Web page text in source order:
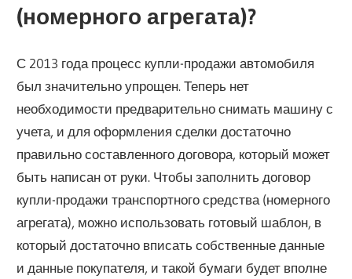
(номерного агрегата)?
С 2013 года процесс купли-продажи автомобиля
был значительно упрощен. Теперь нет
необходимости предварительно снимать машину с
учета, и для оформления сделки достаточно
правильно составленного договора, который может
быть написан от руки. Чтобы заполнить договор
купли-продажи транспортного средства (номерного
агрегата), можно использовать готовый шаблон, в
который достаточно вписать собственные данные
и данные покупателя, и такой бумаги будет вполне